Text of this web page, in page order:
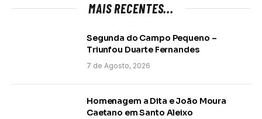
MAIS RECENTES...
Segunda do Campo Pequeno –
Triunfou Duarte Fernandes
7 de Agosto, 2026
Homenagem a Dita e João Moura
Caetano em Santo Aleixo